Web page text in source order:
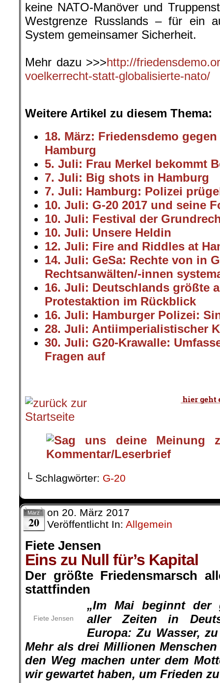
keine NATO-Manöver und
Westgrenze Russlands – für ein
System gemeinsamer Sicherheit.
Mehr dazu >>>http://
voelkerrecht-statt-globalisierte-nato/
Weitere Artikel zu diesem Thema:
18. März: Friedensdemo
Hamburg
5. Juli: Frau Merkel bekommt
7. Juli: Big shots in Hamburg
7. Juli: Hamburg: Polizei
10. Juli: G-20 2017 und seine
10. Juli: Festival der
10. Juli: Unsere Heldin
12. Juli: Fire and Riddles at
14. Juli: GeSa: Rechte von in
Rechtsanwälten/-innen
16. Juli: Deutschlands größte
Protestaktion im Rückblick
16. Juli: Hamburger Polizei:
28. Juli: Antiimperialistischer
30. Juli: G20-Krawalle:
Fragen auf
└ Schlagwörter: G-20
März
20
on 20. März 2017
Veröffentlicht In: Allgemein
Fiete Jensen
Eins zu Null für’s Kapital
Der größte Friedensmarsch
stattfinden
Fiete Jensen
„Im Mai beginnt der
aller Zeiten in
Europa: Zu Wasser,
Mehr als drei Millionen
den Weg machen unter dem
wir gewartet haben, um Frieden